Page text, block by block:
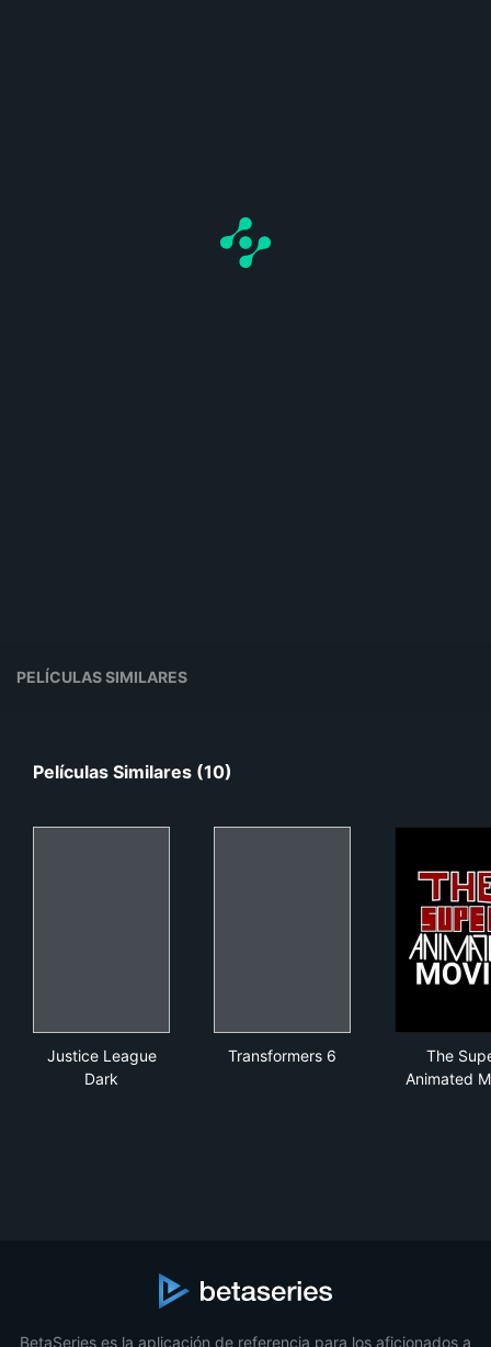
PELÍCULAS SIMILARES
Películas Similares (10)
Justice League
Dark
Transformers 6
The
Animated
BetaSeries es la aplicación de referencia para los aficionados a